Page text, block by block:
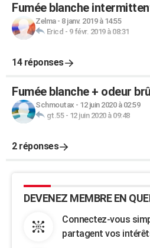
Fumée blanche
Zelma- 8 janv. 2019 à 14:55
Ericd - 9 févr. 2019 à 08:31
14 réponses
Fumée blanche + odeur
Schmoutax - 12 juin 2020 à 02:59
gt.55- 12 juin 2020 à 09:48
2 réponses
DEVENEZ MEMBRE EN
Connectez-vous
partagent vos